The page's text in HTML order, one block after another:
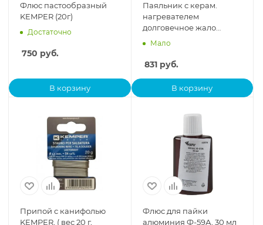
Флюс пастообразный
KEMPER (20г)
Достаточно
750 руб.
В корзину
Паяльник с керам.
нагревателем
долговечное жало
220В/60Вт Rexant 12-0124
Мало
831руб.
В корзину
Припой с канифолью
KEMPER, ( вес 20 г,
Флюс для пайки
алюминия Ф-59А, 30 мл